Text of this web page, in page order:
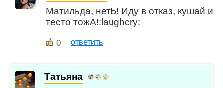
Матильда, нетЬ! Иду в отказ, кушай и
тесто тожА!:laughcry:
0 ответить
Татьяна